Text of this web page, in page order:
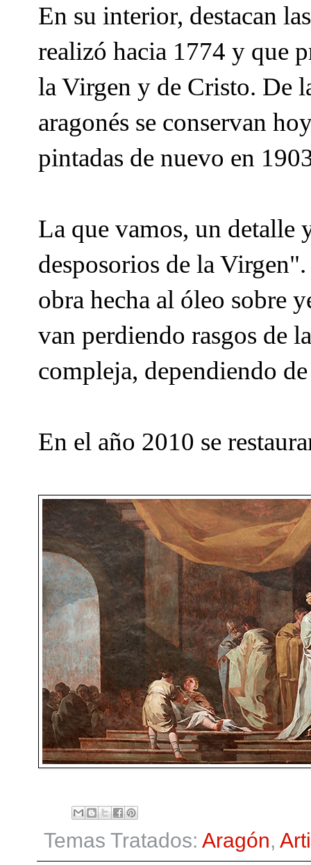
En su interior, destacan
realizó hacia 1774 y que
la Virgen y de Cristo. De
aragonés se conservan
pintadas de nuevo en
La que vamos, un detalle
desposorios de la
obra hecha al óleo sobre
van perdiendo rasgos de
compleja, dependiendo
En el año 2010 se
Temas Tratados: Aragón,